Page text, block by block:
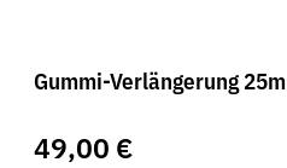
Gummi-Verlängerung 25m
49,00 €